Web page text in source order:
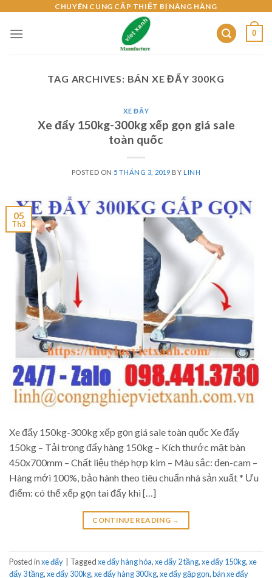
content
CHUYÊN CUNG CẤP THIẾT BỊ NÂNG HÀNG
0
TAG ARCHIVES: BÁN XE ĐẨY 300KG
XE ĐẨY
Xe đẩy 150kg-300kg xếp gọn giá sale
toàn quốc
POSTED ON 5 THÁNG 3, 2019 BY LINH
05
Th3
Xe đẩy 150kg-300kg xếp gọn giá sale toàn quốc Xe đẩy
150kg – Tải trọng đẩy hàng 150kg – Kích thước mặt bàn
450x700mm – Chất liệu thép hợp kim – Màu sắc: đen-cam –
Hàng mới 100%, bảo hành theo tiêu chuẩn nhà sản xuất * Ưu
điểm: có thế xếp gọn tai đẩy khi […]
CONTINUE READING →
Posted inxe đẩy Taggedxe đẩy hàng hóa,xe đẩy 2 tầng,xe đẩy 150kg,xe
đẩy 3 tầng,xe đẩy 300kg,xe đẩy hàng 300kg,xe đẩy gập gọn,bán xe đẩy